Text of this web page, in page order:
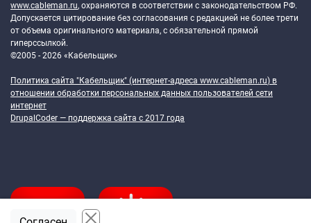
www.cableman.ru, охраняются в соответствии с законодательством РФ.
Допускается цитирование без согласования с редакцией не более трети
от объема оригинального материала, с обязательной прямой
гиперссылкой.
©2005 - 2026 «Кабельщик»
Политика сайта "Кабельщик" (интернет-адреса www.cableman.ru) в
отношении обработки персональных данных пользователей сети
интернет
DrupalCoder — поддержка сайта c 2017 года